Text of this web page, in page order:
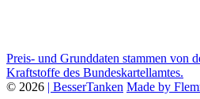
Preis- und Grunddaten stammen von
Kraftstoffe des Bundeskartellamtes.
© 2026 | BesserTanken Made by